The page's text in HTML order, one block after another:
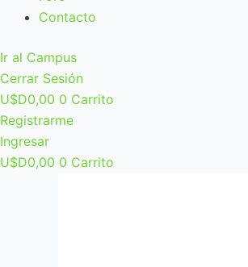
Contacto
Ir al Campus
Cerrar Sesión
U$D0,00 0 Carrito
Registrarme
Ingresar
U$D0,00 0 Carrito